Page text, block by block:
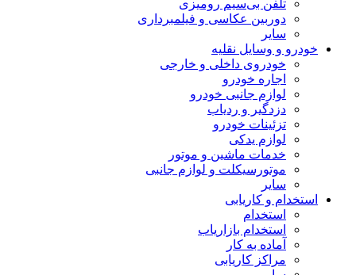
تلفن بی‌سیم رومیزی
دوربین عکاسی و فیلمبرداری
سایر
خودرو و وسایل نقلیه
خودروی داخلی و خارجی
اجاره خودرو
لوازم جانبی خودرو
دزدگیر و ردیاب
تزئینات خودرو
لوازم یدکی
خدمات ماشین و موتور
موتورسیکلت و لوازم جانبی
سایر
استخدام و کاریابی
استخدام
استخدام بازاریاب
آماده به کار
مراکز کاریابی